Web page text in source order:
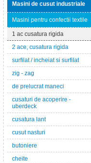
Masini de cusut industriale
Masini pentru confectii textile
1 ac cusatura rigida
2 ace, cusatura rigida
surfilat / incheiat si surfilat
zig - zag
de prelucrat maneci
cusaturi de acoperire -
uberdeck
cusatura lant
cusut nasturi
butoniere
cheite